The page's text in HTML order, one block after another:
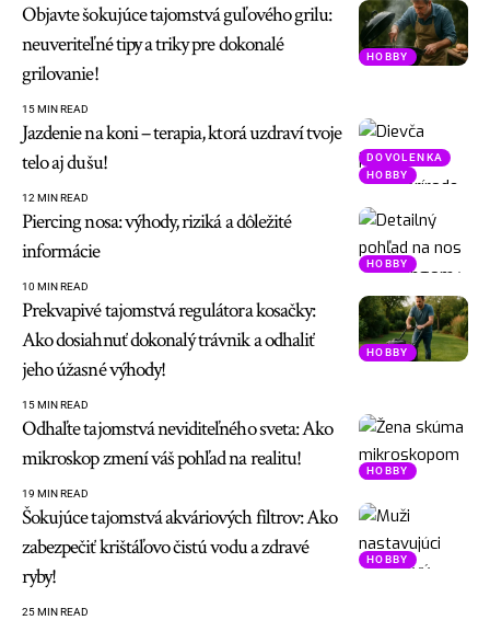
HOBBY
Objavte šokujúce tajomstvá guľového grilu:
neuveriteľné tipy a triky pre dokonalé
grilovanie!
15 MIN READ
DOVOLENKA
HOBBY
Jazdenie na koni – terapia, ktorá uzdraví tvoje
telo aj dušu!
12 MIN READ
HOBBY
Piercing nosa: výhody, riziká a dôležité
informácie
10 MIN READ
HOBBY
Prekvapivé tajomstvá regulátora kosačky:
Ako dosiahnuť dokonalý trávnik a odhaliť
jeho úžasné výhody!
15 MIN READ
HOBBY
Odhaľte tajomstvá neviditeľného sveta: Ako
mikroskop zmení váš pohľad na realitu!
19 MIN READ
HOBBY
Šokujúce tajomstvá akváriových filtrov: Ako
zabezpečiť krištáľovo čistú vodu a zdravé
ryby!
25 MIN READ